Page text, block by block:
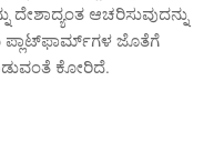
ಆಚರಿಸುವುದನ್ನು
ಪ್ಲಾಟ್‌ಫಾರ್ಮ್‌ಗಳ ಜೊತೆಗೆ
ಕೋರಿದೆ.